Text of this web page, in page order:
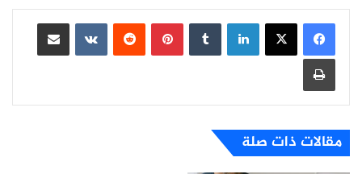
لينكدإن بينتيريست
مشاركة عبر البريد
طباعة
مقالات ذات صلة